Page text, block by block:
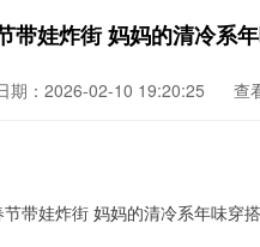
娃炸街 妈妈的清冷系
期：2026-02-10 19:20:25 查